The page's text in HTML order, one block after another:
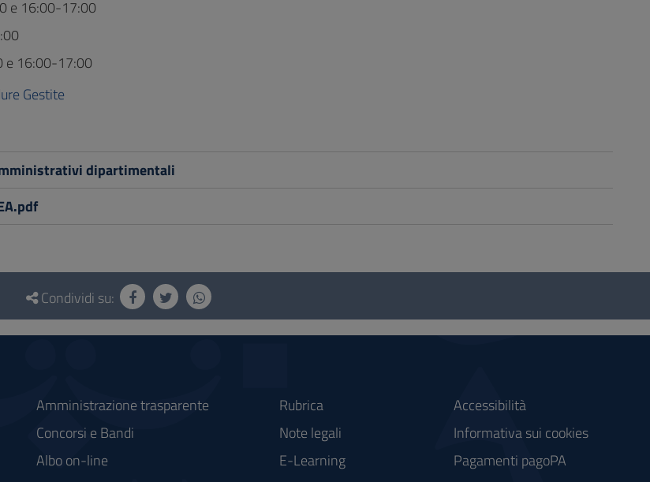
e 16:00-17:00
e 16:00-17:00
Gestite
dipartimentali
Condividi su:
Amministrazione trasparente
Concorsi e Bandi
Albo on-line
Rubrica
Note legali
E-Learning
Accessibilità
Informativa sui cookies
Pagamenti pagoPA